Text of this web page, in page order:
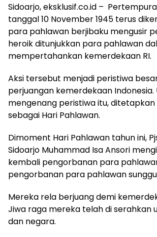
Sidoarjo, eksklusif.co.id –
tanggal 10 November 1945 terus
para pahlawan berjibaku mengusir
heroik ditunjukkan para pahlawan
mempertahankan kemerdekaan RI.
Aksi tersebut menjadi peristiwa
perjuangan kemerdekaan Indonesia.
mengenang peristiwa itu, ditetapkan
sebagai Hari Pahlawan.
Dimoment Hari Pahlawan tahun ini,
Sidoarjo Muhammad Isa Ansori
kembali pengorbanan para
pengorbanan para pahlawan
Mereka rela berjuang demi
Jiwa raga mereka telah di serahkan
dan negara.